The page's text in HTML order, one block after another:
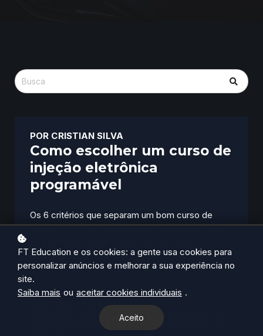
POR CRISTIAN SILVA
Como escolher um curso de
injeção eletrônica
programável
Os 6 critérios que separam um bom curso de
injeção eletrônica programável de um raso, e por
resultado.
CRISTIAN SILVA
Como calcular e escolher o
FT Education e os cookies: a gente usa cookies para
personalizar anúncios e melhorar a sua experiência no
site.
Saiba mais ou aceitar cookies individuais .
Aceito